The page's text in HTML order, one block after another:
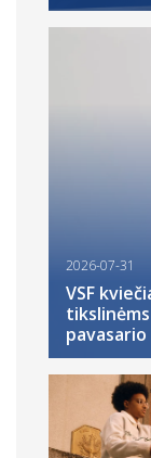
2026-07-31
VSF